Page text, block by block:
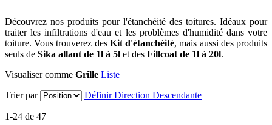
Découvrez nos produits pour l'étanchéité des toitures. Idéaux pour
traiter les infiltrations d'eau et les problèmes d'humidité dans votre
toiture. Vous trouverez des Kit d'étanchéité, mais aussi des produits
seuls de Sika allant de 1l à 5l et des Fillcoat de 1l à 20l.
Visualiser comme Grille Liste
Trier par
Définir Direction Descendante
1-24 de 47